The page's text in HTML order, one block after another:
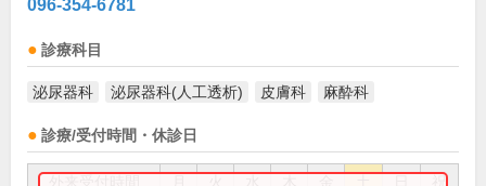
096-354-6781
診療科目
泌尿器科 泌尿器科(人工透析) 皮膚科 麻酔科
診療/受付時間・休診日
祝